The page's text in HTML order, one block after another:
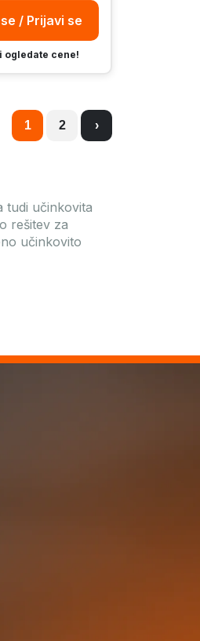
/ Prijavi se
ogledate cene!
1 2 ›
tudi učinkovita
rešitev za
učinkovito